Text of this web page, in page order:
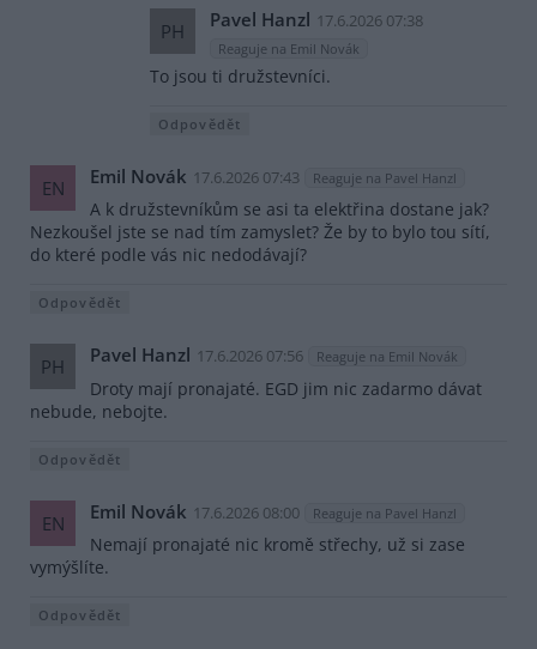
PH Pavel Hanzl 17.6.2026 07:38
Reaguje na Emil Novák
To jsou ti družstevníci.
Odpovědět
EN Emil Novák 17.6.2026 07:43 Reaguje na Pavel Hanzl
A k družstevníkům se asi ta elektřina dostane jak?
Nezkoušel jste se nad tím zamyslet? Že by to bylo tou sítí,
do které podle vás nic nedodávají?
Odpovědět
PH Pavel Hanzl 17.6.2026 07:56 Reaguje na Emil Novák
Droty mají pronajaté. EGD jim nic zadarmo dávat
nebude, nebojte.
Odpovědět
EN Emil Novák 17.6.2026 08:00 Reaguje na Pavel Hanzl
Nemají pronajaté nic kromě střechy, už si zase
vymýšlíte.
Odpovědět